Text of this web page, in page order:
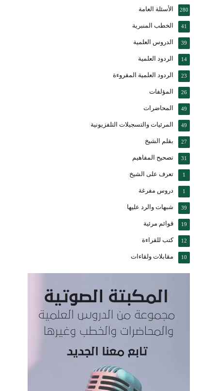
الأسئلة العامة 280
الخطب المنبرية 41
الدروس العلمية 39
الردود العلمية 14
الردود العلمية المقروءة 23
المؤلفات 26
المحاضرات 49
المرئيات والتسجيلات التلفزيونية 49
بقلم الشيخ 27
تصحيح المفاهيم 31
تعرف على الشيخ 1
دروس مفرغة 1
شبهات والرد عليها 39
قوائم مرئية 19
كتب للقراءة 12
مقابلات ولقاءات 10